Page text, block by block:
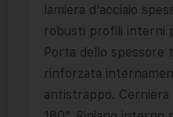
lamiera d’acciaio
robusti profili interni
Porta dello spessore
rinforzata
antistrappo.